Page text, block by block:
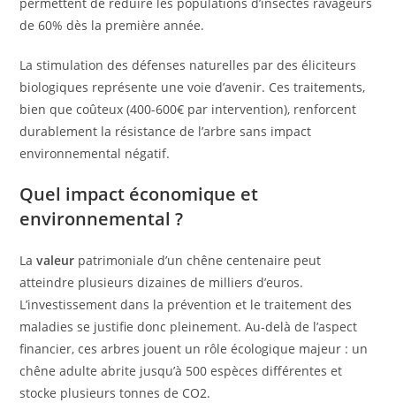
de 60% dès la première année.
La stimulation des défenses naturelles par des éliciteurs
biologiques représente une voie d’avenir. Ces traitements,
bien que coûteux (400-600€ par intervention), renforcent
durablement la résistance de l’arbre sans impact
environnemental négatif.
Quel impact économique et
environnemental ?
Lavaleur patrimoniale d’un chêne centenaire peut
atteindre plusieurs dizaines de milliers d’euros.
L’investissement dans la prévention et le traitement des
maladies se justifie donc pleinement. Au-delà de l’aspect
financier, ces arbres jouent un rôle écologique majeur : un
chêne adulte abrite jusqu’à 500 espèces différentes et
stocke plusieurs tonnes de CO2.